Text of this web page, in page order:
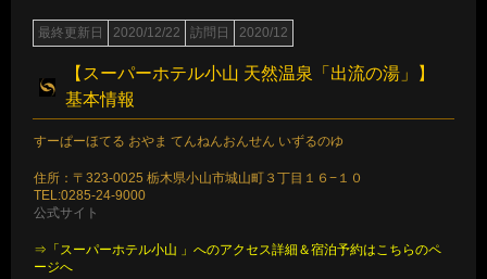
最終更新日 2020/12/22 訪問日 2020/12
【スーパーホテル小山 天然温泉「出流の湯」】
基本情報
すーぱーほてる おやま てんねんおんせん いずるのゆ
住所：〒323-0025 栃木県小山市城山町３丁目１６−１０
TEL:0285-24-9000
公式サイト
⇒「スーパーホテル小山 」へのアクセス詳細＆宿泊予約はこちらのペ
ージへ